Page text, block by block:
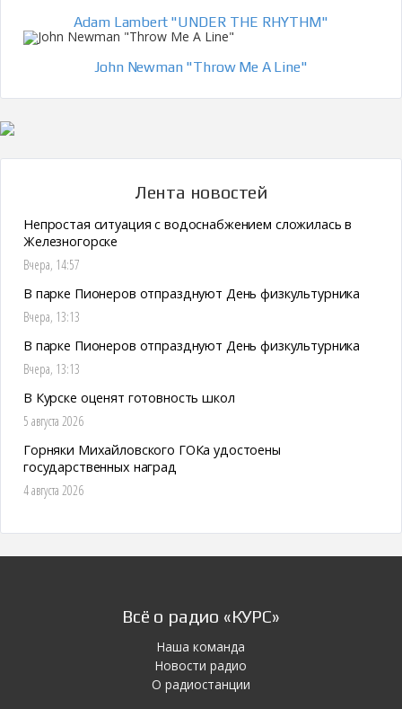
Adam Lambert "UNDER THE RHYTHM"
John Newman "Throw Me A Line"
Лента новостей
Непростая ситуация с водоснабжением сложилась в
Железногорске
Вчера, 14:57
В парке Пионеров отпразднуют День физкультурника
Вчера, 13:13
В парке Пионеров отпразднуют День физкультурника
Вчера, 13:13
В Курске оценят готовность школ
5 августа 2026
Горняки Михайловского ГОКа удостоены
государственных наград
4 августа 2026
Всё о радио «КУРС»
Наша команда
Новости радио
О радиостанции